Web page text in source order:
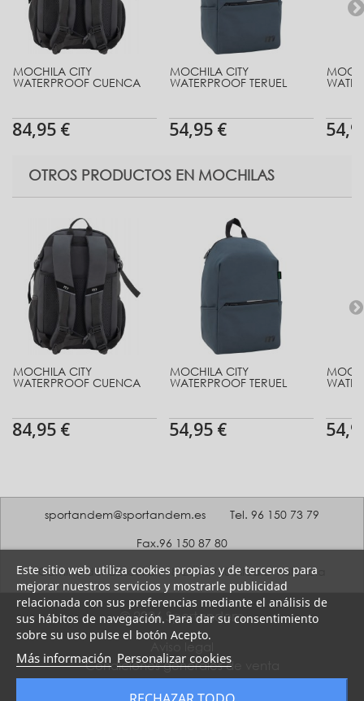
MOCHILA CITY
WATERPROOF CUENCA
84,95 €
MOCHILA CITY
WATERPROOF TERUEL
54,95 €
OTROS PRODUCTOS EN MOCHILAS
MOCHILA CITY
WATERPROOF CUENCA
84,95 €
MOCHILA CITY
WATERPROOF TERUEL
54,95 €
sportandem@sportandem.es Tel. 96 150 73 79
Fax.96 150 87 80
Camino del Coscollar, 18-20 46960 Aldaia Valencia
Este sitio web utiliza cookies propias y de terceros para
mejorar nuestros servicios y mostrarle publicidad
relacionada con sus preferencias mediante el análisis de
sus hábitos de navegación. Para dar su consentimiento
sobre su uso pulse el botón Acepto.
Más información Personalizar cookies
© 2026 Sportandem
Aviso legal
Condiciones generales de venta